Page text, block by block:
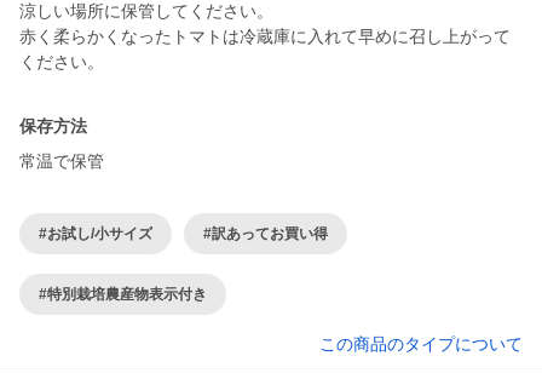
涼しい場所に保管してください。
赤く柔らかくなったトマトは冷蔵庫に入れて早めに召し上がって
保存方法
常温で保管
#お試し/小サイズ #訳あってお買い得
#特別栽培農産物表示付き
この商品のタイプについて